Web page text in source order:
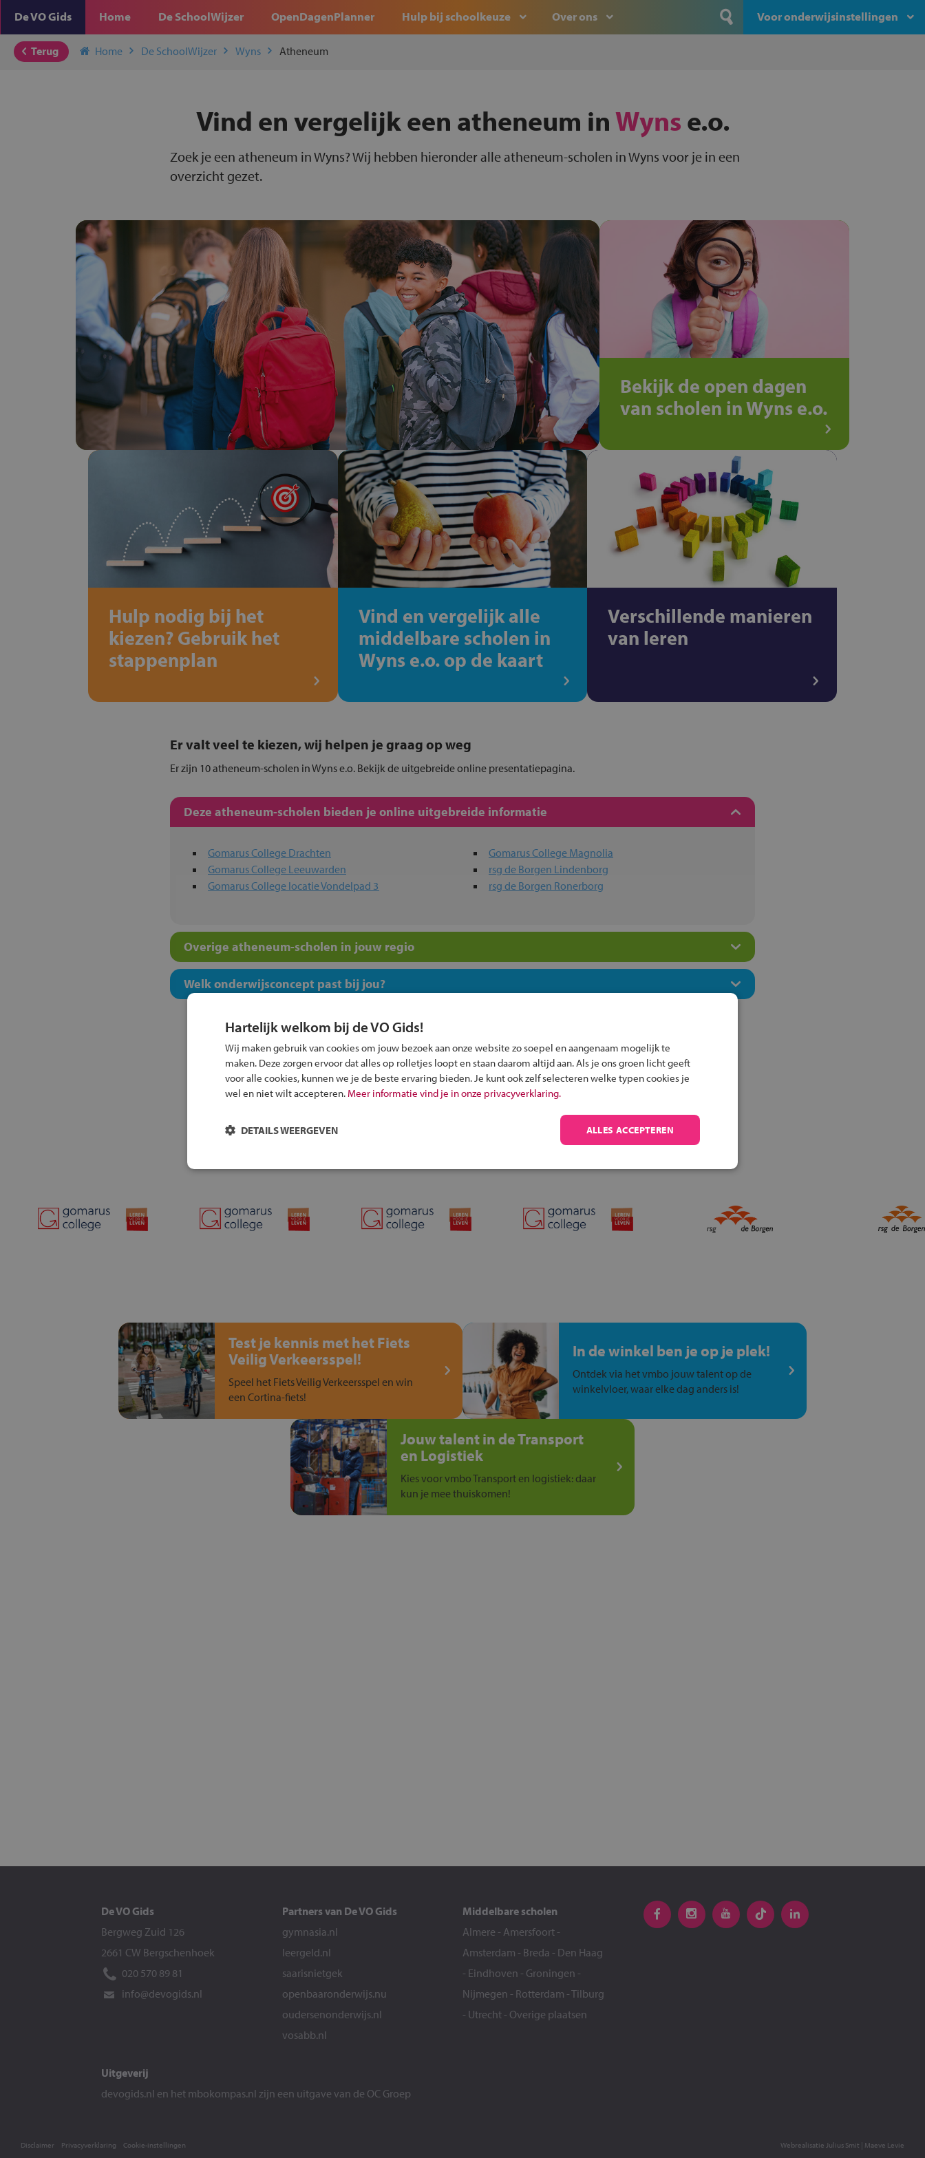
De VO Gids Home De SchoolWijzer OpenDagenPlanner Hulp bij schoolkeuze Over ons Voor onderwijsinstellingen
Terug Home De SchoolWijzer Wyns Atheneum
Vind en vergelijk een atheneum inWynse.o.
Zoek je een atheneum in Wyns? Wij hebben hieronder alle atheneum-scholen in Wyns voor je in een
overzicht gezet.
Bekijk de open dagen
van scholen in Wyns e.o.
Hulp nodig bij het
kiezen? Gebruik het
stappenplan
Vind en vergelijk alle
middelbare scholen in
Wyns e.o. op de kaart
Verschillende manieren
van leren
Er valt veel te kiezen, wij helpen je graag op weg
Er zijn 10 atheneum-scholen in Wyns e.o. Bekijk de uitgebreide online presentatiepagina.
Deze atheneum-scholen bieden je online uitgebreide informatie
Gomarus College Drachten
Gomarus College Leeuwarden
Gomarus College locatie Vondelpad 3
Gomarus College Magnolia
rsg de Borgen Lindenborg
rsg de Borgen Ronerborg
Overige atheneum-scholen in jouw regio
Welk onderwijsconcept past bij jou?
Inschrijven?
Test je kennis met het Fiets
Veilig Verkeersspel!
Speel het Fiets Veilig Verkeersspel en win
een Cortina-fiets!
In de winkel ben je op je plek!
Ontdek via het vmbo jouw talent op de
winkelvloer, waar elke dag anders is!
Jouw talent in de Transport
en Logistiek
Kies voor vmbo Transport en logistiek: daar
kun je mee thuiskomen!
De VO Gids
Bergweg Zuid 126
2661 CW Bergschenhoek
020 570 89 81
info@devogids.nl
Partners van De VO Gids
gymnasia.nl
leergeld.nl
saarisnietgek
openbaaronderwijs.nu
oudersenonderwijs.nl
vosabb.nl
Middelbare scholen
Almere - Amersfoort -
Amsterdam - Breda - Den Haag
- Eindhoven - Groningen -
Nijmegen - Rotterdam -Tilburg
- Utrecht - Overige plaatsen
Uitgeverij
devogids.nl en het mbokompas.nl zijn een uitgave van de OC Groep
Webrealisatie Julius Smit | Maeve Levie
Disclaimer Privacyverklaring Cookie-instellingen
Hartelijk welkom bij de VO Gids!
Wij maken gebruik van cookies om jouw bezoek aan onze website zo soepel en aangenaam mogelijk te
maken. Deze zorgen ervoor dat alles op rolletjes loopt en staan daarom altijd aan. Als je ons groen licht geeft
voor alle cookies, kunnen we je de beste ervaring bieden. Je kunt ook zelf selecteren welke typen cookies je
wel en niet wilt accepteren. Meer informatie vind je in onze privacyverklaring.
ALLES ACCEPTEREN
DETAILS WEERGEVEN